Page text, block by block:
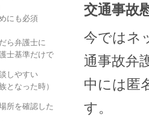
にも必須
ら弁護士に
士基準だけで
しやすい
となった時）
所を確認した
交通事故
今ではネ
通事故弁
中には匿
す。